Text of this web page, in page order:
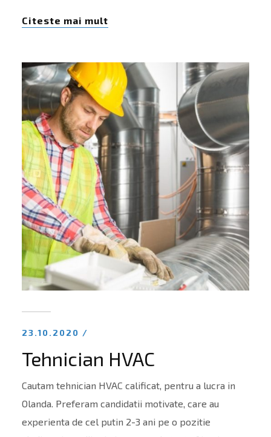
Citeste mai mult
23.10.2020 /
Tehnician HVAC
Cautam tehnician HVAC calificat, pentru a lucra in
Olanda. Preferam candidatii motivate, care au
experienta de cel putin 2-3 ani pe o pozitie